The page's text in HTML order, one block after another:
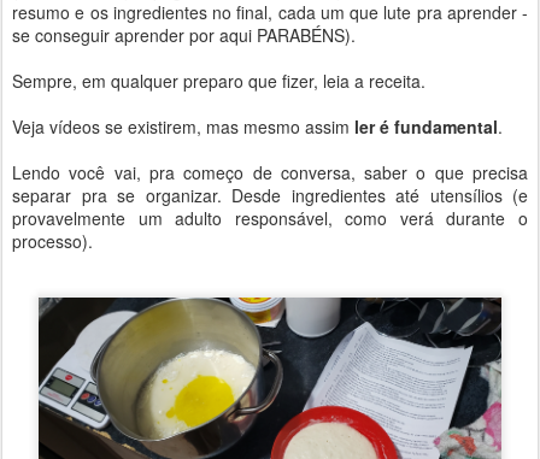
resumo e os ingredientes no final, cada um que lute pra aprender -
se conseguir aprender por aqui PARABÉNS).
Sempre, em qualquer preparo que fizer, leia a receita.
Veja vídeos se existirem, mas mesmo assim ler é fundamental.
Lendo você vai, pra começo de conversa, saber o que precisa
separar pra se organizar. Desde ingredientes até utensílios (e
provavelmente um adulto responsável, como verá durante o
processo).